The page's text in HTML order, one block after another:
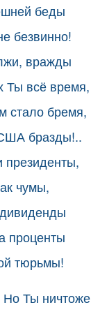
беды
безвинно!
вражды
Ты всё время,
стало бремя,
бразды!..
чумы,
проценты
тюрьмы!
Ты ничтоже